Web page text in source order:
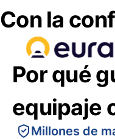
Con la
Por qué
equipaje
Millones de